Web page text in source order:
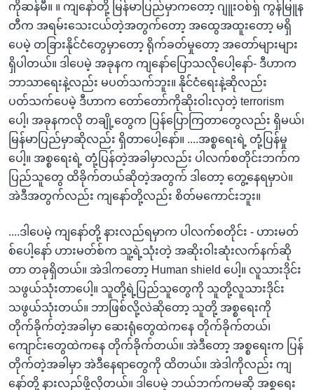
ကိုဆန်မီ။ ။ ကျနော်တို့ မြန်မာပြည်မှာကတော့ ဂျူးဝစ်ရှ် ကွန်မြူန
တီက အရမ်းသေးငယ်တဲ့အတွက်တော့ အထွေအထူးတော့ မရှိ
ပေမဲ့ တခြားနိုင်ငံတွေမှာတော့ ရိုက်ခတ်မှုတော့ အတော်များများ
ရှိပါတယ်။ ဒါပေမဲ့ အခုနက ကျနော်ပြောသလိုပေါ့နော်- ဒီဟာက
ဘာသာရေးနဲ့လည်း မပတ်သက်ဘူး။​ နိုင်ငံရေးနဲ့ဆိုလည်း
ပတ်သက်ပေမဲ့ ဒီဟာက တော်တော်ကိုဆိုးဝါးလှတဲ့ terrorism
ပေါ့၊ အခုနကလို တချို့တွေက ပြန်ပြောကြတာတွေလည်း ရှိမယ်၊
မြန်မာပြည်မှာဆိုလည်း ရှိတာပေါ့နော်။ ....အစ္စရေးရဲ့ တုံ့ပြန်မှု
ပေါ့။ အစ္စရေးရဲ့ တုံ့ပြန်တဲ့အခါမှာလည်း ပါလက်စတိုင်းဘက်က
ပြည်သူတွေ ထိခိုက်တယ်ဆိုတဲ့အတွက် ဒါတော့ တွေ့နေရမှာပဲ။
အဲဒီအတွက်လည်း ကျနော်တို့လည်း စိတ်မကောင်းဘူး။​
....ဒါပေမဲ့ ကျနော်တို့ နားလည်ရမှာက ပါလက်စတိုင်း - ဟားမတ်
စ်ပေါ့နော် ဟားမတ်စ်က သူ့ရဲ့သုံးတဲ့ အဆိုးဝါးဆုံးလက်နက်ဆို
တာ တခုရှိတယ်။ အဲဒါကတော့ Human shield ပေါ့။ လူသားဒိုင်း
သဖွယ်သုံးတာပေါ့။ သူတို့ရဲ့ပြည်သူတွေကို သူတို့လူသားဒိုင်း
သဖွယ်သုံးတယ်။​ ဘာဖြစ်လို့လဲဆိုတော့ သူတို့ အစ္စရေးကို
တိုက်ခိုက်တဲ့အခါမှာ ဆေးရုံတွေထဲကနေ တိုက်ခိုက်တယ်၊
ကျောင်းတွေထဲကနေ တိုက်ခိုက်တယ်။ အဲဒီတော့ အစ္စရေးက ပြန်
တိုက်တဲ့အခါမှာ အဲဒီနေရာတွေကို ထိတယ်။​ အဲဒါကိုလည်း ကျ
နော်တို့ နားလည်ဖို့လိုတယ်။ ဒါပေမဲ့ ဘယ်ဘက်ကမဆို အစ္စရေး